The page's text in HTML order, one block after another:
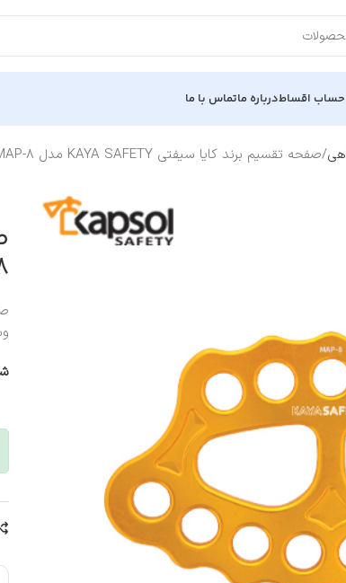
اقساطدرباره ماتماس با ما
صفحه تقسیم برند کایا سیفتی KAYA SAFETY مدل MAP-8